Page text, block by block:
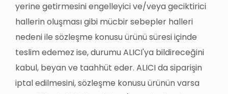
yerine getirmesini engelleyici ve/veya geciktirici
hallerin oluşması gibi mücbir sebepler halleri
nedeni ile sözleşme konusu ürünü süresi içinde
teslim edemez ise, durumu ALICI'ya bildireceğini
kabul, beyan ve taahhüt eder. ALICI da siparişin
iptal edilmesini, sözleşme konusu ürünün varsa